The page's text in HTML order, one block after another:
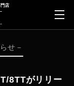
店
せ
8TTがリリー